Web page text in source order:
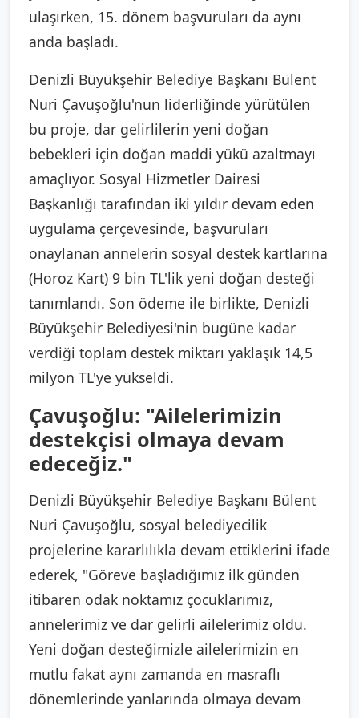
ulaşırken, 15. dönem başvuruları da aynı
anda başladı.
Denizli Büyükşehir Belediye Başkanı Bülent
Nuri Çavuşoğlu'nun liderliğinde yürütülen
bu proje, dar gelirlilerin yeni doğan
bebekleri için doğan maddi yükü azaltmayı
amaçlıyor. Sosyal Hizmetler Dairesi
Başkanlığı tarafından iki yıldır devam eden
uygulama çerçevesinde, başvuruları
onaylanan annelerin sosyal destek kartlarına
(Horoz Kart) 9 bin TL'lik yeni doğan desteği
tanımlandı. Son ödeme ile birlikte, Denizli
Büyükşehir Belediyesi'nin bugüne kadar
verdiği toplam destek miktarı yaklaşık 14,5
milyon TL'ye yükseldi.
Çavuşoğlu: "Ailelerimizin
destekçisi olmaya devam
edeceğiz."
Denizli Büyükşehir Belediye Başkanı Bülent
Nuri Çavuşoğlu, sosyal belediyecilik
projelerine kararlılıkla devam ettiklerini ifade
ederek, "Göreve başladığımız ilk günden
itibaren odak noktamız çocuklarımız,
annelerimiz ve dar gelirli ailelerimiz oldu.
Yeni doğan desteğimizle ailelerimizin en
mutlu fakat aynı zamanda en masraflı
dönemlerinde yanlarında olmaya devam